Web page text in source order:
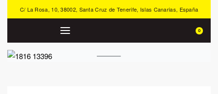
C/ La Rosa, 10, 38002, Santa Cruz de Tenerife, Islas Canarias, España
0